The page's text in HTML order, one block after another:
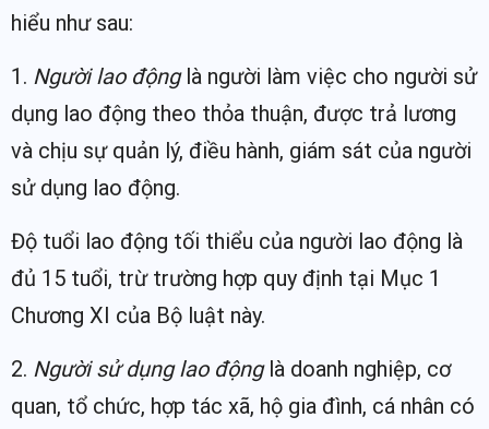
hiểu như sau:
1. Người lao độnglà người làm việc cho người sử
dụng lao động theo thỏa thuận, được trả lương
và chịu sự quản lý, điều hành, giám sát của người
sử dụng lao động.
Độ tuổi lao động tối thiểu của người lao động là
đủ 15 tuổi, trừ trường hợp quy định tại Mục 1
Chương XI của Bộ luật này.
2. Người sử dụng lao độnglà doanh nghiệp, cơ
quan, tổ chức, hợp tác xã, hộ gia đình, cá nhân có